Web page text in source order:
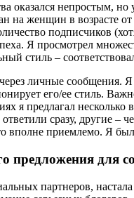
оказался непростым,
на женщин в возрасте
подписчиков
Я просмотрел
стиль –
личные сообщения.
его/ее стиль.
я предлагал
сразу, другие –
вполне приемлемо. Я
предложения для
партнеров,